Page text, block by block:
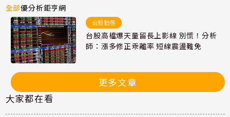
全部優分析鉅亨網
台股動態
台股高檔爆天量留長上影線 別慌！分析
師：漲多修正乖離率 短線震盪難免
更多文章
大家都在看